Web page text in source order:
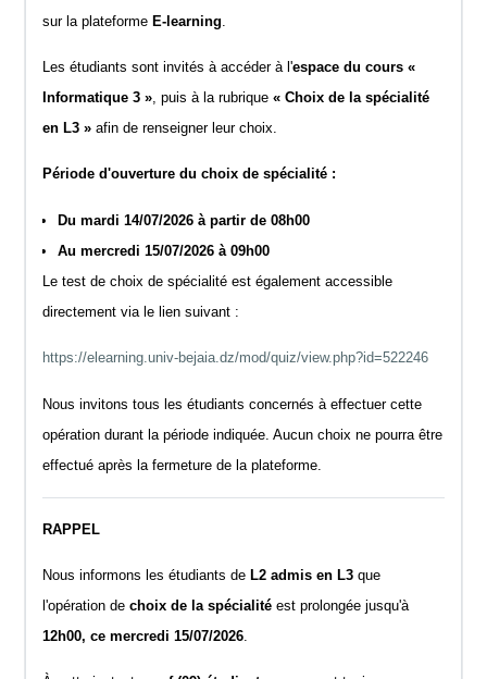
sur la plateforme E-learning
Les étudiants sont invités à accéder à l'espace du cours «
Informatique 3 », puis à la rubrique « Choix de la spécialité
en L3 »afin de renseigner leur choix.
Période d'ouverture du choix de spécialité :
Du mardi 14/07/2026 à partir de 08h00
Au mercredi 15/07/2026 à 09h00
Le test de choix de spécialité est également accessible
directement via le lien suivant :
https://elearning.univ-bejaia.dz/mod/quiz/view.php?id=522246
Nous invitons tous les étudiants concernés à effectuer cette
opération durant la période indiquée. Aucun choix ne pourra être
effectué après la fermeture de la plateforme.
RAPPEL
Nous informons les étudiants de L2 admis en L3que
l'opération de choix de la spécialitéest prolongée jusqu'à
12h00, ce mercredi 15/07/2026.